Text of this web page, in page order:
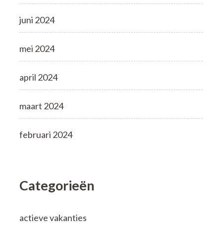
juni 2024
mei 2024
april 2024
maart 2024
februari 2024
Categorieën
actieve vakanties